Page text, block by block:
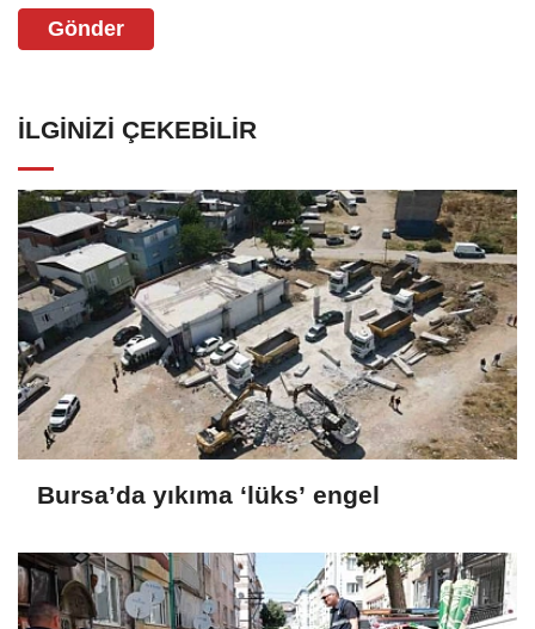
Gönder
İLGINIZI ÇEKEBILIR
Bursa’da yıkıma ‘lüks’ engel